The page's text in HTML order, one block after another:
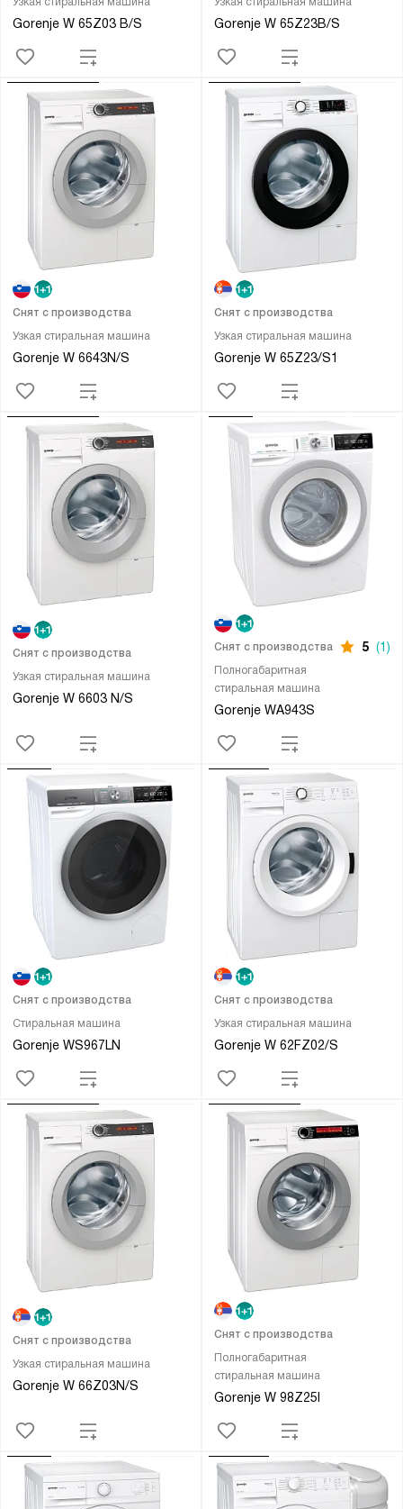
Gorenje W 65Z03 B/S Gorenje W 65Z23B/S
Узкая стиральная машина
Gorenje W 6643N/S
Снят с производства
Узкая стиральная машина
Gorenje W 65Z23/S1
Снят с производства
Узкая стиральная машина
Gorenje W 6603 N/S
Снят с производства
Полногабаритная
стиральная машина
Gorenje WA943S
Снят с производства 5 (1)
Стиральная машина
Gorenje WS967LN
Снят с производства
Узкая стиральная машина
Gorenje W 62FZ02/S
Снят с производства
Узкая стиральная машина
Gorenje W 66Z03N/S
Снят с производства
Полногабаритная
стиральная машина
Gorenje W 98Z25I
Снят с производства